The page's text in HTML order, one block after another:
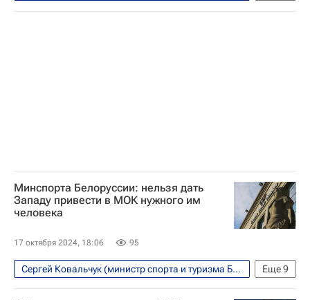
Себастьян Коу
Минспорта Белоруссии: нельзя дать
Западу привести в МОК нужного им
человека
17 октября 2024, 18:06 95
Еще9
Сергей Ковальчук (министр спорта и туризма Белоруссии)
Моринари Ватанабэ
Томас Бах